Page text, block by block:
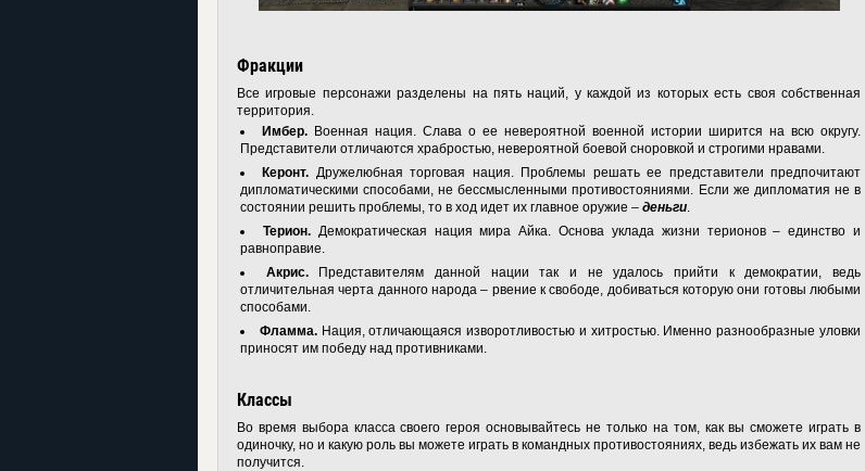
Фракции
Все игровые персонажи разделены на пять наций, у каждой из которых есть своя собственная
территория.
Имбер. Военная нация. Слава о ее невероятной военной истории ширится на всю округу.
Представители отличаются храбростью, невероятной боевой сноровкой и строгими нравами.
Керонт. Дружелюбная торговая нация. Проблемы решать ее представители предпочитают
дипломатическими способами, не бессмысленными противостояниями. Если же дипломатия не в
состоянии решить проблемы, то в ход идет их главное оружие – деньги.
Терион.Демократическая нация мира Айка. Основа уклада жизни терионов – единство и
равноправие.
Акрис.Представителям данной нации так и не удалось прийти к демократии, ведь
отличительная черта данного народа – рвение к свободе, добиваться которую они готовы любыми
способами.
Фламма.Нация, отличающаяся изворотливостью и хитростью. Именно разнообразные уловки
приносят им победу над противниками.
Классы
Во время выбора класса своего героя основывайтесь не только на том, как вы сможете играть в
одиночку, но и какую роль вы можете играть в командных противостояниях, ведь избежать их вам не
получится.